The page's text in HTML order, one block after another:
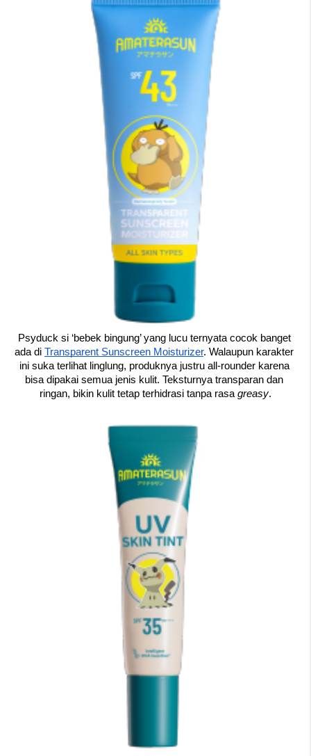
Psyduck si ‘bebek bingung’ yang lucu ternyata cocok banget
ada di Transparent Sunscreen Moisturizer. Walaupun karakter
ini suka terlihat linglung, produknya justru all-rounder karena
bisa dipakai semua jenis kulit. Teksturnya transparan dan
ringan, bikin kulit tetap terhidrasi tanpa rasa greasy.